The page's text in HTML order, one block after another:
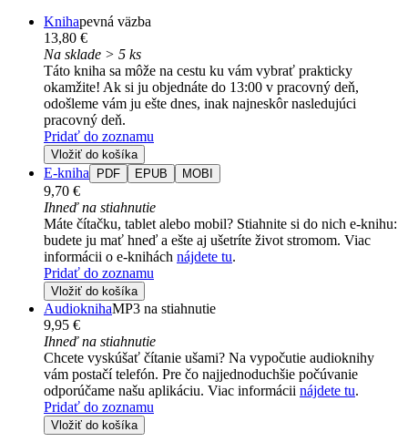
Knihapevná väzba
13,80 €
Na sklade > 5 ks
Táto kniha sa môže na cestu ku vám vybrať prakticky
okamžite! Ak si ju objednáte do 13:00 v pracovný deň,
odošleme vám ju ešte dnes, inak najneskôr nasledujúci
pracovný deň.
Pridať do zoznamu
Vložiť do košíka
E-kniha PDF EPUB MOBI
9,70 €
Ihneď na stiahnutie
Máte čítačku, tablet alebo mobil? Stiahnite si do nich e-knihu:
budete ju mať hneď a ešte aj ušetríte život stromom. Viac
informácii o e-knihách nájdete tu.
Pridať do zoznamu
Vložiť do košíka
AudioknihaMP3 na stiahnutie
9,95 €
Ihneď na stiahnutie
Chcete vyskúšať čítanie ušami? Na vypočutie audioknihy
vám postačí telefón. Pre čo najjednoduchšie počúvanie
odporúčame našu aplikáciu. Viac informácii nájdete tu.
Pridať do zoznamu
Vložiť do košíka